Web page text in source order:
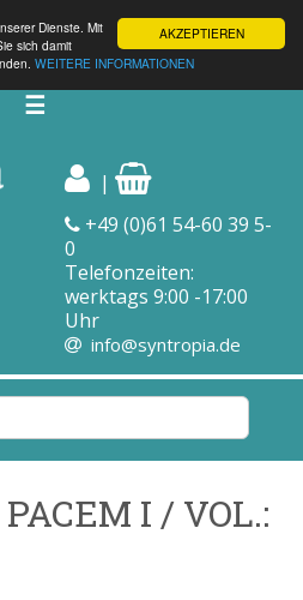
AKZEPTIEREN
Dienste. Mit
sich damit
WEITERE INFORMATIONEN
☰
|
+49 (0)61 54-60 39 5-
0
Telefonzeiten:
werktags 9:00 -17:00
Uhr
info@syntropia.de
I / VOL.: